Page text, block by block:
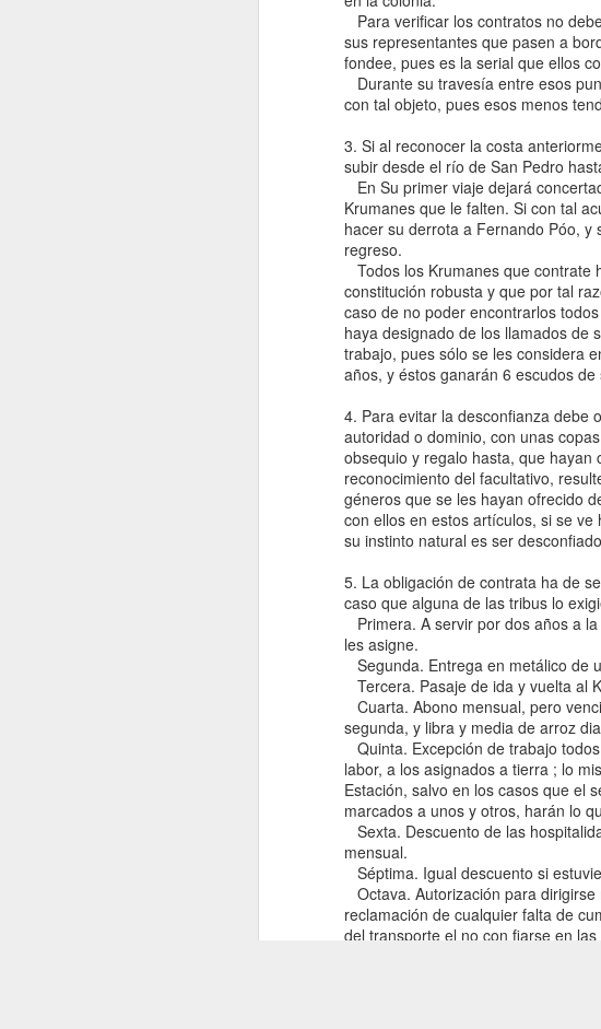
Para verificar los contratos no
sus representantes que pasen a
fondee, pues es la serial que ellos
Durante su travesía entre esos
con tal objeto, pues esos menos
3. Si al reconocer la costa
subir desde el río de San Pedro
En Su primer viaje dejará
Krumanes que le falten. Si con tal
hacer su derrota a Fernando Póo, y
regreso.
Todos los Krumanes que contrate
constitución robusta y que por tal
caso de no poder encontrarlos
haya designado de los llamados de
trabajo, pues sólo se les considera
años, y éstos ganarán 6 escudos de
4. Para evitar la desconfianza debe
autoridad o dominio, con unas
obsequio y regalo hasta, que hayan
reconocimiento del facultativo,
géneros que se les hayan ofrecido
con ellos en estos artículos, si se
su instinto natural es ser
5. La obligación de contrata ha de
caso que alguna de las tribus lo
Primera. A servir por dos años a
les asigne.
Segunda. Entrega en metálico de
Tercera. Pasaje de ida y vuelta al
Cuarta. Abono mensual, pero
segunda, y libra y media de arroz
Quinta. Excepción de trabajo
labor, a los asignados a tierra ; lo
Estación, salvo en los casos que el
marcados a unos y otros, harán lo
Sexta. Descuento de las
mensual.
Séptima. Igual descuento si
Octava. Autorización para
reclamación de cualquier falta de
del transporte el no con fiarse en
A historical and ethnographic note to
my piece "The War on Smugglers"
africasacountry.com/2018/02/the-
A historical and ethnographic note to my
"The War on Smugglers",
It is a new configuration, but as if through
an astrology of cyclical imperialism, I can
predict the almost perfect alignment
between imperial government, the press
and the concerned but complacent first
Report of
Special
Committee
the
with
the
of the
to Colonial
Countries
Peoples